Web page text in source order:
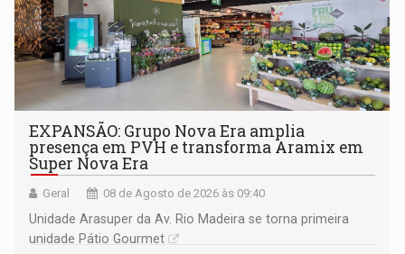
EXPANSÃO: Grupo Nova Era amplia
presença em PVH e transforma Aramix em
Super Nova Era
Geral 08 de Agosto de 2026 às 09:40
Unidade Arasuper da Av. Rio Madeira se torna primeira
unidade Pátio Gourmet